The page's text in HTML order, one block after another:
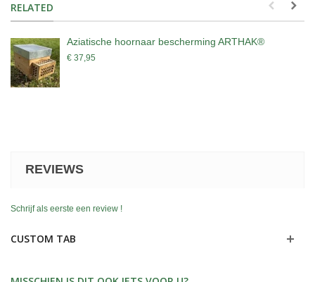
RELATED
Aziatische hoornaar bescherming ARTHAK®
€ 37,95
REVIEWS
Schrijf als eerste een review !
CUSTOM TAB